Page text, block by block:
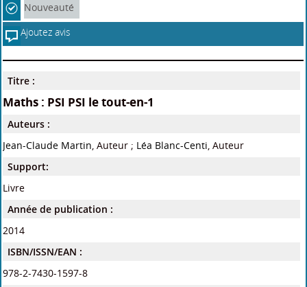
Nouveauté
Ajoutez avis
Titre :
Maths : PSI PSI le tout-en-1
Auteurs :
Jean-Claude Martin, Auteur ; Léa Blanc-Centi, Auteur
Support:
Livre
Année de publication :
2014
ISBN/ISSN/EAN :
978-2-7430-1597-8